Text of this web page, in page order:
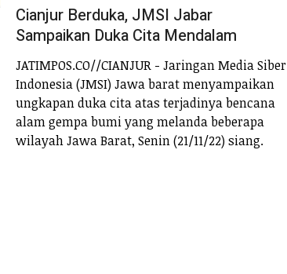
Cianjur Berduka, JMSI Jabar
Sampaikan Duka Cita Mendalam
JATIMPOS.CO//CIANJUR - Jaringan Media Siber
Indonesia (JMSI) Jawa barat menyampaikan
ungkapan duka cita atas terjadinya bencana
alam gempa bumi yang melanda beberapa
wilayah Jawa Barat, Senin (21/11/22) siang.